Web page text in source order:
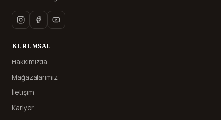
KURUMSAL
Hakkımızda
Mağazalarımız
İletişim
Kariyer